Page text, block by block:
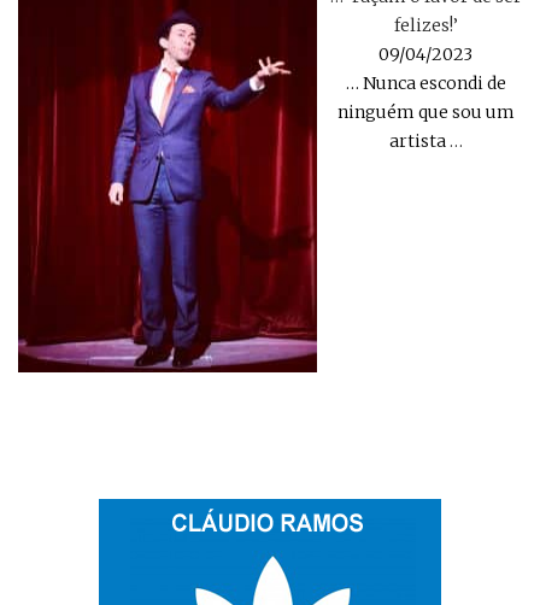
felizes!’
09/04/2023
… Nunca escondi de
ninguém que sou um
artista …